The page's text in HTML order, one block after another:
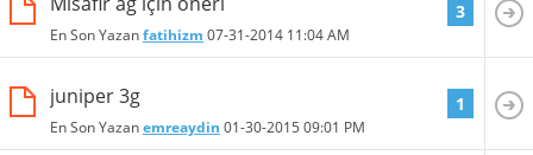
En Son Yazanfatihizm 07-31-2014 11:04 AM
3
juniper 3g
En Son Yazanemreaydin 01-30-2015 09:01 PM
1